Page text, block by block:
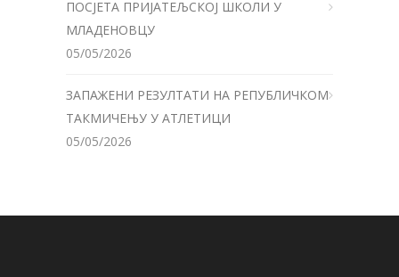
ПОСЈЕТА ПРИЈАТЕЉСКОЈ ШКОЛИ У
МЛАДЕНОВЦУ
05/05/2026
ЗАПАЖЕНИ РЕЗУЛТАТИ НА РЕПУБЛИЧКОМ
ТАКМИЧЕЊУ У АТЛЕТИЦИ
05/05/2026